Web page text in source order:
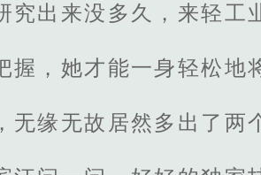
究出来没多久，来轻工
握，她才能一身轻松地
无缘无故居然多出了两